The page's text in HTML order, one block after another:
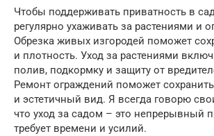
Чтобы поддерживать приватность в
регулярно ухаживать за растениями и
Обрезка живых изгородей поможет
и плотность. Уход за растениями
полив, подкормку и защиту от
Ремонт ограждений поможет
и эстетичный вид. Я всегда говорю
что уход за садом – это непрерывный
требует времени и усилий.